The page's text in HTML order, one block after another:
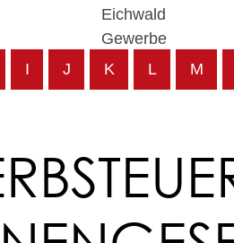
Eichwald
Gewerbe
I J K L M